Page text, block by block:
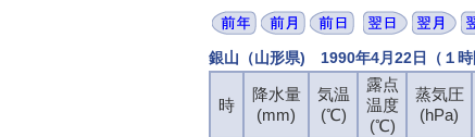
銀山（山形県) 1990年4月22日（１時
時
降水量
(mm)
気温
(℃)
露点
温度
(℃)
蒸気圧
(hPa)